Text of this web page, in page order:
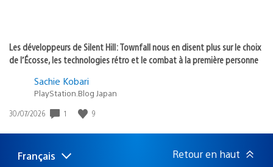
Les développeurs de Silent Hill: Townfall nous en disent plus sur le choix
de l’Écosse, les technologies rétro et le combat à la première personne
Sachie Kobari
PlayStation.Blog Japan
Date
publication
30/07/2026 1 9
Choisir
Région
Français Retour en haut